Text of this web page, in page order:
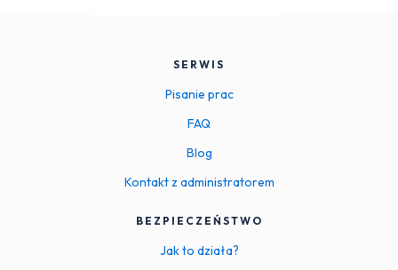
SERWIS
Pisanie prac
FAQ
Blog
Kontakt z administratorem
BEZPIECZEŃSTWO
Jak to działa?